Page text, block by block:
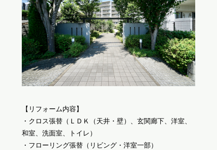
【リフォーム内容】
・クロス張替（ＬＤＫ（天井・壁）、玄関廊下、洋室、
和室、洗面室、トイレ）
・フローリング張替（リビング・洋室一部）